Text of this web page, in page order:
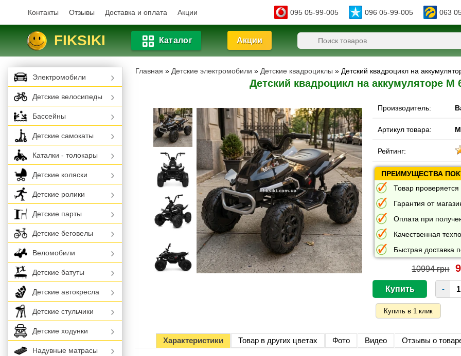
Контакты Отзывы Доставка и оплата Акции 095 05-99-005 096 05-99-005 063
FIKSIKI Каталог Акции
Главная » Детские электромобили » Детские квадроциклы » Детский квадроцикл на
Детский квадроцикл на аккумуляторе M
Производитель:
Артикул товара:
Рейтинг:
ПРЕИМУЩЕСТВА
Товар
Гарантия от
Оплата при
Качественная
Быстрая доставка
10994 грн
-
Характеристики Товар в других цветах Фото Видео Отзывы о
Электромобили
Детские велосипеды
Бассейны
Детские самокаты
Каталки - толокары
Детские коляски
Детские ролики
Детские парты
Детские беговелы
Веломобили
Детские батуты
Детские автокресла
Детские стульчики
Детские ходунки
Надувные матрасы